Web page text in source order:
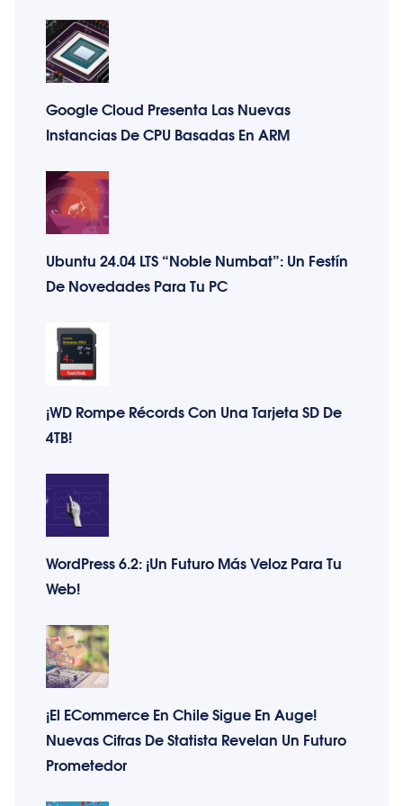
Google Cloud Presenta Las Nuevas
Instancias De CPU Basadas En ARM
Ubuntu 24.04 LTS “Noble Numbat”: Un Festín
De Novedades Para Tu PC
¡WD Rompe Récords Con Una Tarjeta SD De
4TB!
WordPress 6.2: ¡Un Futuro Más Veloz Para Tu
Web!
¡El ECommerce En Chile Sigue En Auge!
Nuevas Cifras De Statista Revelan Un Futuro
Prometedor